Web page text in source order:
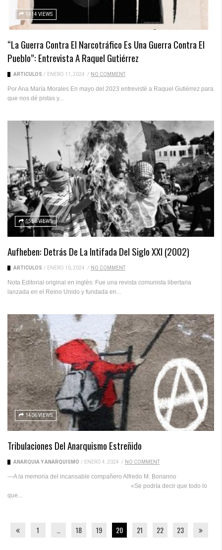
1414 VIEWS
“La Guerra Contra El Narcotráfico Es Una Guerra Contra El
Pueblo”: Entrevista A Raquel Gutiérrez
ARTICULOS / ENERO 11, 2024 / NO COMMENT
Por Ana María Morales En mayo del 2023 entrevisté a Raquel Gutiérrez para
que nos dé pistas y...
1556 VIEWS
Aufheben: Detrás De La Intifada Del Siglo XXI (2002)
ARTICULOS / ENERO 10, 2024 / NO COMMENT
Nota Editorial original en inglés: Fue una revista comunista libertaria
lanzada en el Reino Unido y fundada en...
1406 VIEWS
Tribulaciones Del Anarquismo Estreñido
ANARQUÍA Y ANARQUISMO / ENERO 4, 2024 / NO COMMENT
—A la memoria del incansable compañero Alfredo M. Bonanno
«Se podría decir que todo lo
que...
1 18 19 20 21 22 23